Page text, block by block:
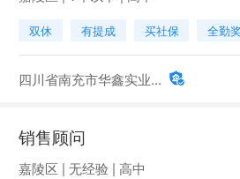
双休 有提成 买社保 全勤奖
四川省南充市华鑫实业...
销售顾问
嘉陵区 | 无经验 | 高中